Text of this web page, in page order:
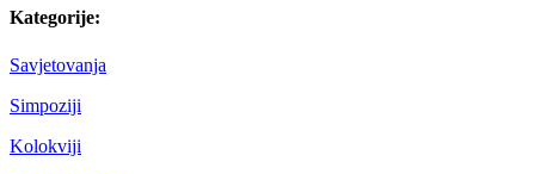
Kategorije:
Savjetovanja
Simpoziji
Kolokviji